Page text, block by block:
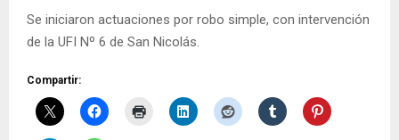
Se iniciaron actuaciones por robo simple, con intervención
de la UFI Nº 6 de San Nicolás.
Compartir: